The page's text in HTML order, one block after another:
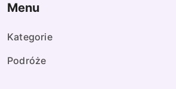
Menu
Kategorie
Podróże